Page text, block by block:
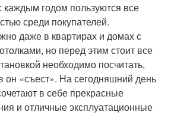
годом пользуются все
среди покупателей.
даже в квартирах и домах с
но перед этим стоит все
необходимо посчитать,
он «съест». На сегодняшний день
в себе прекрасные
и отличные эксплуатационные